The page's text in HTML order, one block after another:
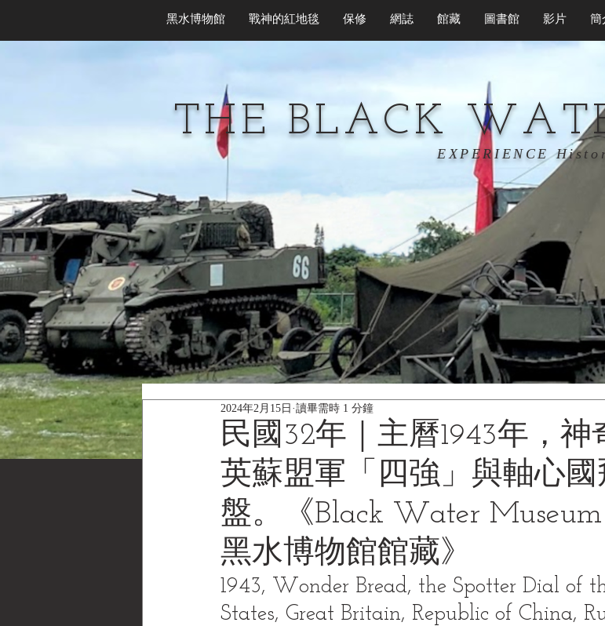
黑水博物館 戰神的紅地毯 保修 網誌 館藏 圖書館 影片 簡
THE BLACK
EXPERIENCE
民國32年｜主曆1943年，
英蘇盟軍「四強」與軸心
盤。《Black Water Museum
黑水博物館館藏》
2024年2月15日 讀畢需時 1 分鐘
1943, Wonder Bread, the Spotter Dial of
States, Great Britain, Republic of China,